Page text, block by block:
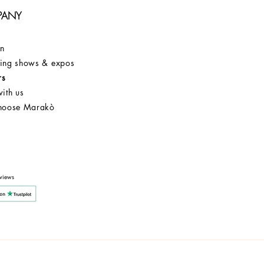
shows & expos
us
Marakò